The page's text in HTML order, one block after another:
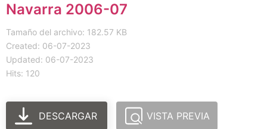
Navarra 2006-07
Tamaño del archivo: 182.57 KB
Created: 06-07-2023
Updated: 06-07-2023
Hits: 120
DESCARGAR VISTA PREVIA